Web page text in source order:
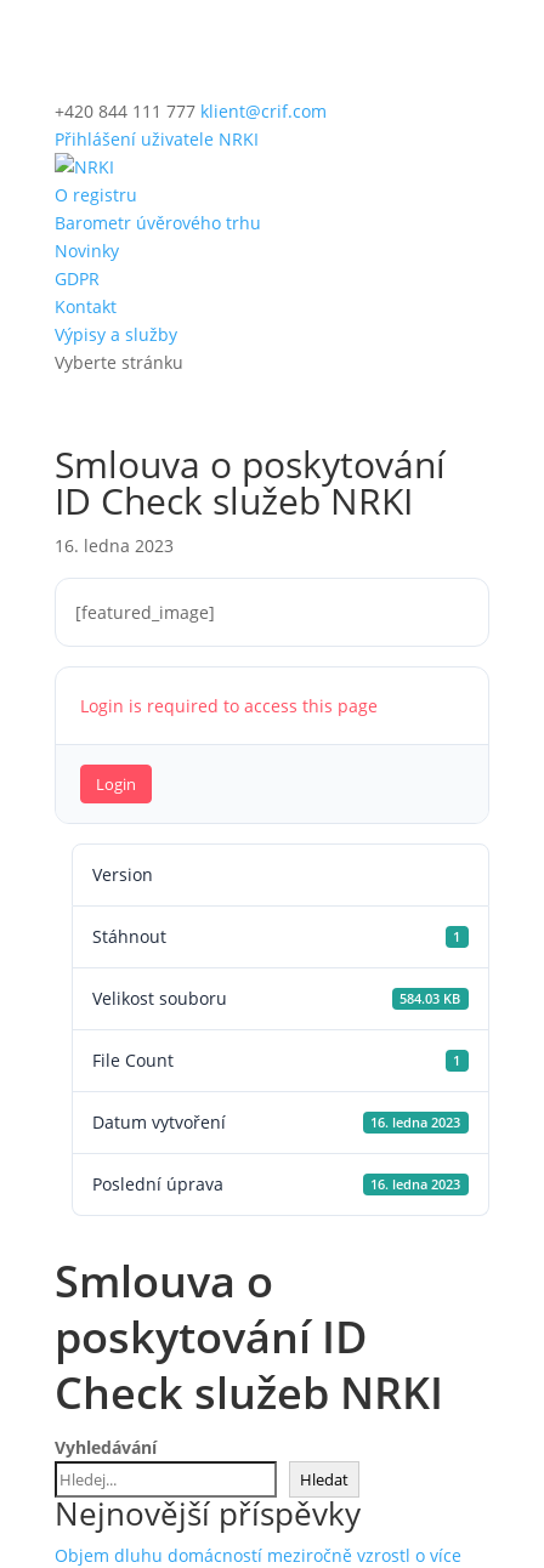
+420 844 111 777 klient@crif.com
Přihlášení uživatele NRKI
O registru
Barometr úvěrového trhu
Novinky
GDPR
Kontakt
Výpisy a služby
Vyberte stránku
Smlouva o poskytování
ID Check služeb NRKI
16. ledna 2023
[featured_image]
Login is required to access this page
Login
Version
Stáhnout 1
Velikost souboru 584.03 KB
File Count 1
Datum vytvoření 16. ledna 2023
Poslední úprava 16. ledna 2023
Smlouva o
poskytování ID
Check služeb NRKI
Vyhledávání
Hledat
Nejnovější příspěvky
Objem dluhu domácností meziročně vzrostl o více